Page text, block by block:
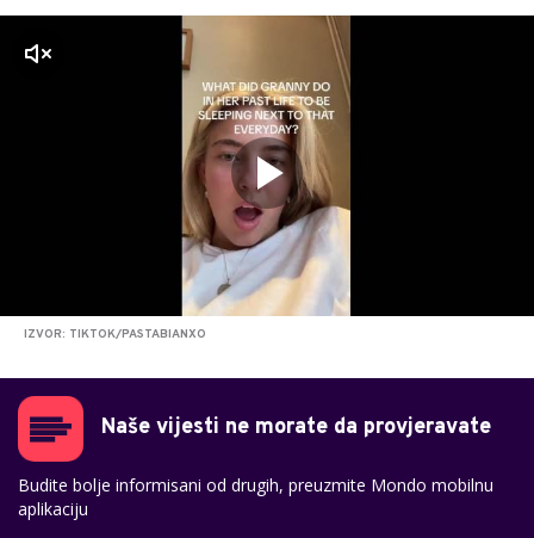
IZVOR: TIKTOK/PASTABIANXO
Naše vijesti ne morate da provjeravate
Budite bolje informisani od drugih, preuzmite Mondo mobilnu
aplikaciju